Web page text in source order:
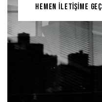
HEMEN İLETİŞİME GEÇ